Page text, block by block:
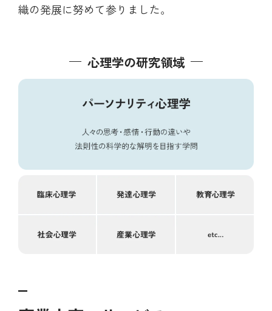
織の発展に努めて参りました。
心理学の研究領域